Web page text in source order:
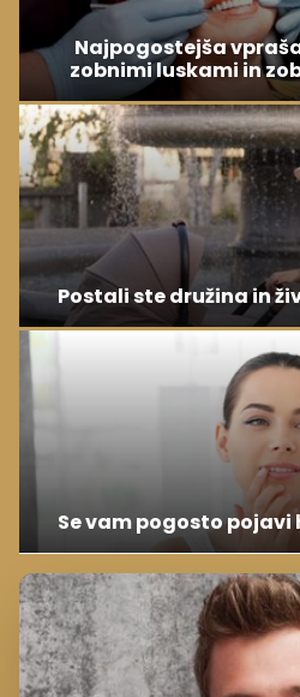
Najpogostejša
zobnimi luskami in
Postali ste družina in
Se vam pogosto pojavi